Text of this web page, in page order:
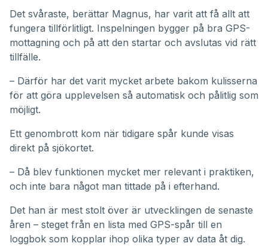
Det svåraste, berättar Magnus, har varit att få allt att
fungera tillförlitligt. Inspelningen bygger på bra GPS-
mottagning och på att den startar och avslutas vid rätt
tillfälle.
– Därför har det varit mycket arbete bakom kulisserna
för att göra upplevelsen så automatisk och pålitlig som
möjligt.
Ett genombrott kom när tidigare spår kunde visas
direkt på sjökortet.
– Då blev funktionen mycket mer relevant i praktiken,
och inte bara något man tittade på i efterhand.
Det han är mest stolt över är utvecklingen de senaste
åren – steget från en lista med GPS-spår till en
loggbok som kopplar ihop olika typer av data åt dig.